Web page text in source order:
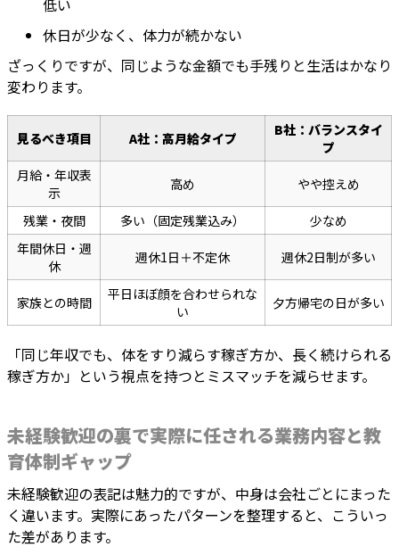
低い
休日が少なく、体力が続かない
ざっくりですが、同じような金額でも手残りと生活はかなり
変わります。
見るべき項目 A社：高月給タイプ
B社：バランスタイ
プ
月給・年収表
示
高め やや控えめ
残業・夜間 多い（固定残業込み）
少なめ
年間休日・週
休
週休1日＋不定休 週休2日制が多い
家族との時間
平日ほぼ顔を合わせられな
い
夕方帰宅の日が多い
「同じ年収でも、体をすり減らす稼ぎ方か、長く続けられる
稼ぎ方か」という視点を持つとミスマッチを減らせます。
未経験歓迎の裏で実際に任される業務内容と教
育体制ギャップ
未経験歓迎の表記は魅力的ですが、中身は会社ごとにまった
く違います。実際にあったパターンを整理すると、こういっ
た差があります。